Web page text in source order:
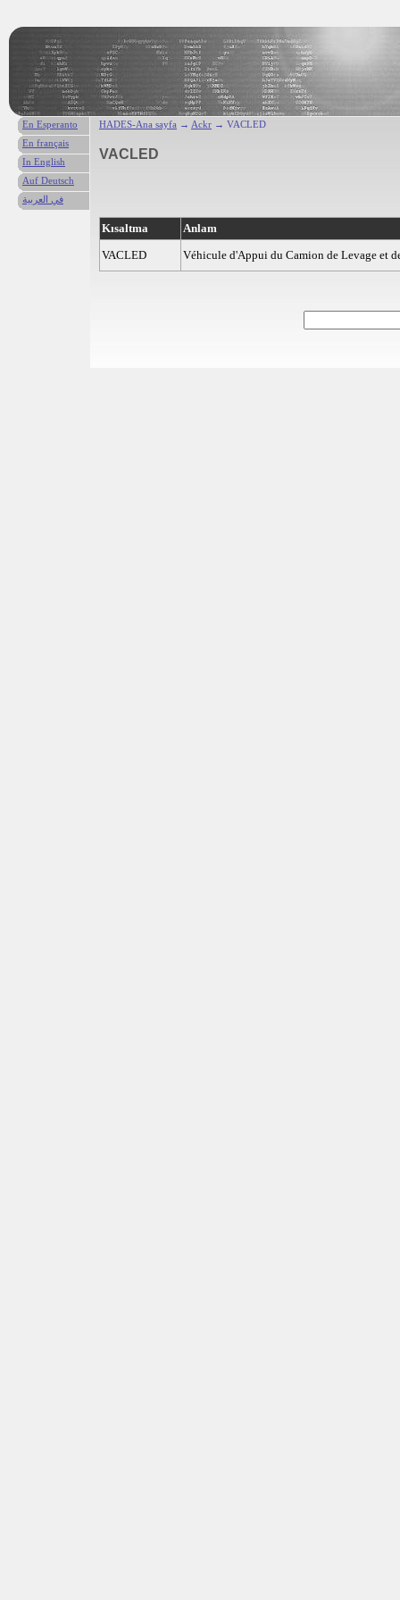
HADES-Ana sayfa → Ackr → VACLED
VACLED
Kısaltma
Anlam
VACLED
Véhicule d'Appui du Camion de Levage et
En Esperanto
En français
In English
Auf Deutsch
في العربية